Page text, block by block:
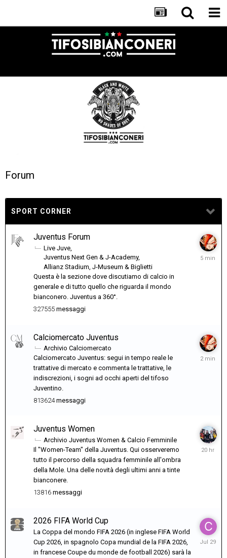
Forum
SPORT CORNER
Juventus Forum
Live Juve
Juventus Next Gen & J-Academy
Allianz Stadium, J-Museum & Biglietti
Questa è la sezione dove discutiamo di calcio in
generale e di tutto quello che riguarda il mondo
bianconero. Juventus a 360°.
327555 messaggi
5
Calciomercato Juventus
Archivio Calciomercato
Calciomercato Juventus: segui in tempo reale le
trattative di mercato e commenta le trattative, le
indiscrezioni, i sogni ad occhi aperti del tifoso
Juventino.
813624 messaggi
2
Juventus Women
Archivio Juventus Women & Calcio Femminile
Il "Women-Team" della Juventus. Qui osserveremo
tutto il percorso della squadra femminile all'ombra
della Mole. Una delle novità degli ultimi anni a tinte
bianconere.
13816 messaggi
20
2026 FIFA World Cup
La Coppa del mondo FIFA 2026 (in inglese FIFA World
Cup 2026, in spagnolo Copa mundial de la FIFA 2026,
in francese Coupe du monde de football 2026) sarà la
July